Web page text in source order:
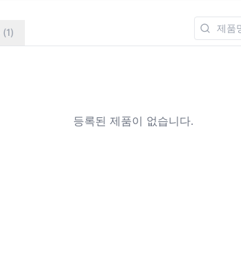
(1)
등록된 제품이 없습니다.